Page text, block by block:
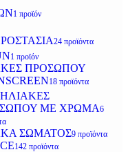
1 προϊόν
24 προϊόντα
1 προϊόν
ΠΡΟΣΩΠΟΥ
18 προϊόντα
ΜΕ ΧΡΩΜΑ6
ΣΩΜΑΤΟΣ9 προϊόντα
142 προϊόντα